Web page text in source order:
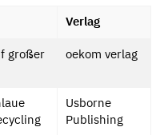
Verlag
großer
oekom verlag
Usborne
Publishing